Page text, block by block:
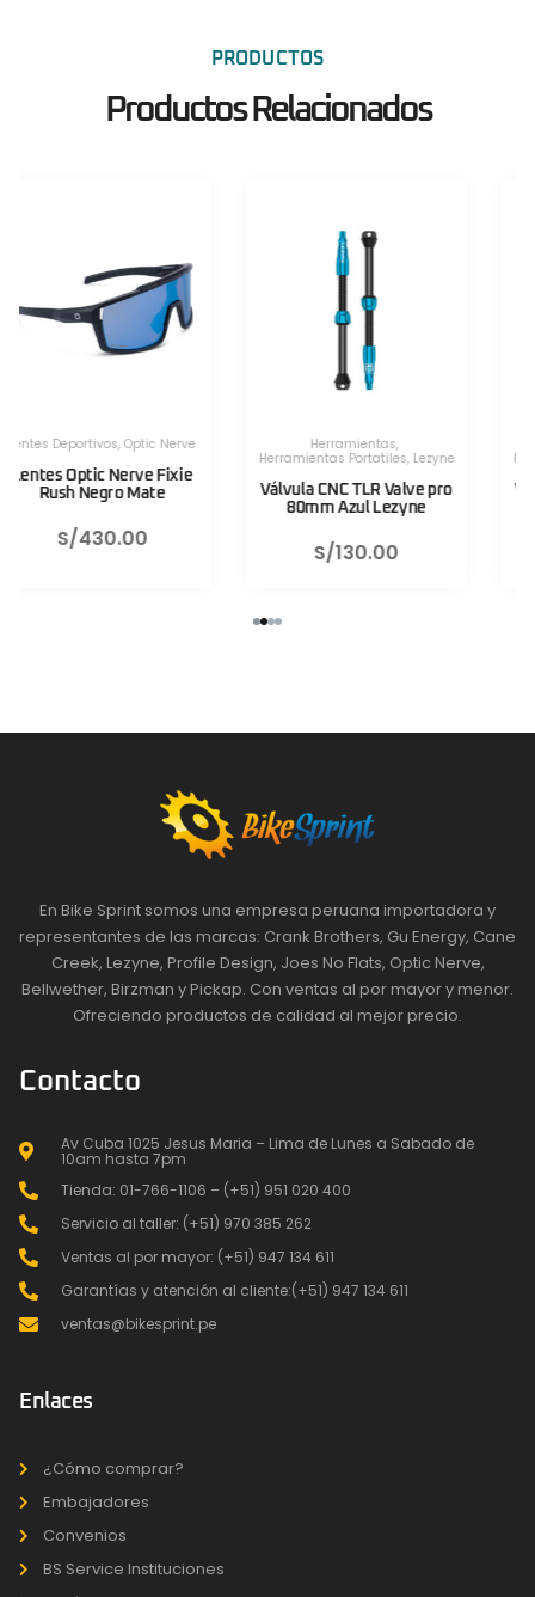
PRODUCTOS
Productos Relacionados
Herramientas,
Válvula CNC TLR Valve pro
S/130.00
Herramientas
Herramientas Portatiles,Lezyne
Válvula CNC TLR Valve pro
80mm Rojo Lezyne
S/130.00
En Bike Sprint somos una empresa peruana importadora y
representantes de las marcas: Crank Brothers, Gu Energy, Cane
Creek, Lezyne, Profile Design, Joes No Flats, Optic Nerve,
Bellwether, Birzman y Pickap. Con ventas al por mayor y menor.
Ofreciendo productos de calidad al mejor precio.
Contacto
Av Cuba 1025 Jesus Maria – Lima de Lunes a Sabado de
10am hasta 7pm
Tienda: 01-766-1106 – (+51) 951 020 400
Servicio al taller: (+51) 970 385 262
Ventas al por mayor: (+51) 947 134 611
Garantías y atención al cliente:(+51) 947 134 611
ventas@bikesprint.pe
Enlaces
¿Cómo comprar?
Embajadores
Convenios
BS Service Instituciones